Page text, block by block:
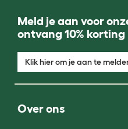
Meld je aan voor
ontvang 10% korting
Klik hier om je aan te
Over ons